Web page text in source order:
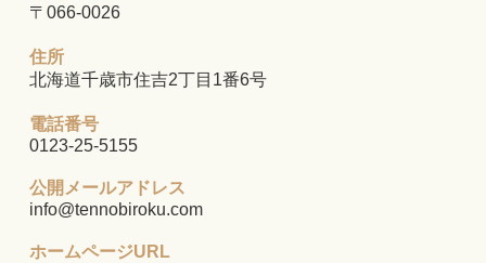
〒066-0026
住所
北海道千歳市住吉2丁目1番6号
電話番号
0123-25-5155
公開メールアドレス
info@tennobiroku.com
ホームページURL